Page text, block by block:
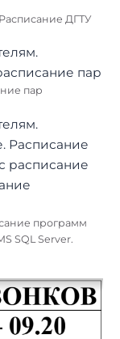
ДГТУ
пар
программ
SQL Server.